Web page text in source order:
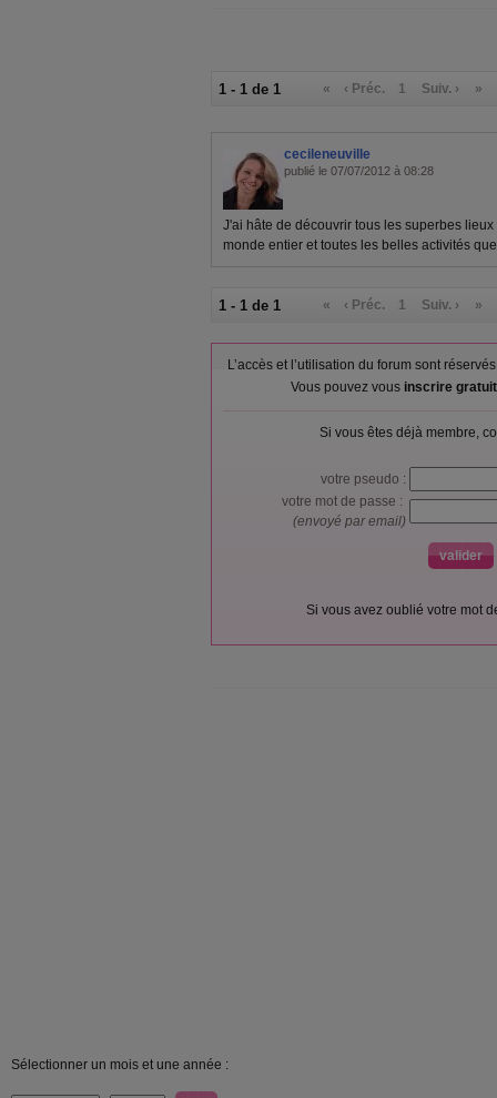
1 - 1 de 1 « ‹ Préc. 1 Suiv. › »
cecileneuville
publié le 07/07/2012 à 08:28
J'ai hâte de découvrir tous les superbes
monde entier et toutes les belles activités
1 - 1 de 1 « ‹ Préc. 1 Suiv. › »
L’accès et l’utilisation du forum sont
Vous pouvez vous inscrire
Si vous êtes déjà membre,
votre pseudo :
votre mot de passe :
(envoyé par email)
Si vous avez oublié votre mot
Sélectionner un mois et une année :